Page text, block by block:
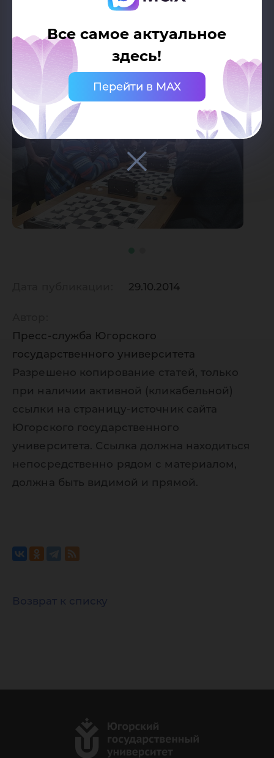
Все самое актуальное
здесь!
Перейти в MAX
29.10.2014
Пресс-служба Югорского
государственного университета
Разрешено копирование статей, только
при наличии активной (кликабельной)
ссылки на страницу-источник сайта
Югорского государственного
университета. Ссылка должна находиться
непосредственно рядом с материалом,
должна быть видимой и прямой.
Возврат к списку